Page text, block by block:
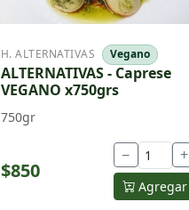
H. ALTERNATIVAS Vegano
ALTERNATIVAS - Caprese
VEGANO x750grs
750gr
$850
− +
Agregar